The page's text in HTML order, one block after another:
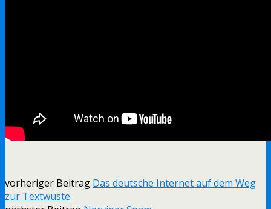
vorheriger Beitrag Das deutsche Internet auf dem Weg
zur Textwüste